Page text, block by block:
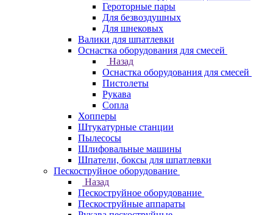
Героторные пары
Для безвоздушных
Для шнековых
Валики для шпатлевки
Оснастка оборудования для смесей
Назад
Оснастка оборудования для смесей
Пистолеты
Рукава
Сопла
Хопперы
Штукатурные станции
Пылесосы
Шлифовальные машины
Шпатели, боксы для шпатлевки
Пескоструйное оборудование
Назад
Пескоструйное оборудование
Пескоструйные аппараты